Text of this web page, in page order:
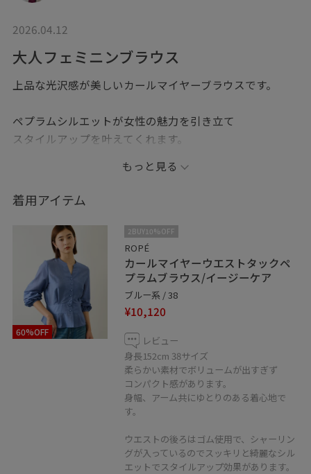
2026.04.12
大人フェミニンブラウス
上品な光沢感が美しいカールマイヤーブラウスです。
ペプラムシルエットが女性の魅力を引き立て
スタイルアップを叶えてくれます。
綺麗め、カジュアルにと幅広くお使いいただけます。
※靴は私物になります。
※店頭及び屋外での撮影画像は、光の当たり具合で色味
が異なって見える場合がございます。商品の色味はスタ
ジオ撮影の画像をご参照下さい。
聞きたいことはあるけれど電話するお時間がない方、
なかなか外に出られないという方、
是非、お気軽にメッセージ送ってください。
もっと見る
着用アイテム
60%OFF
2BUY10%OFF
ROPÉ
カールマイヤーウエストタックペ
プラムブラウス/イージーケア
ブルー系 / 38
¥10,120
レビュー
身長152cm 38サイズ
柔らかい素材でボリュームが出すぎず
コンパクト感があります。
身幅、アーム共にゆとりのある着心地で
す。
ウエストの後ろはゴム使用で、シャーリン
グが入っているのでスッキリと綺麗なシル
エットでスタイルアップ効果があります。